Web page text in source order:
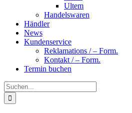
Ultem
Handelswaren
Händler
News
Kundenservice
Reklamations / – Form.
Kontakt / – Form.
Termin buchen
Suche
nach: